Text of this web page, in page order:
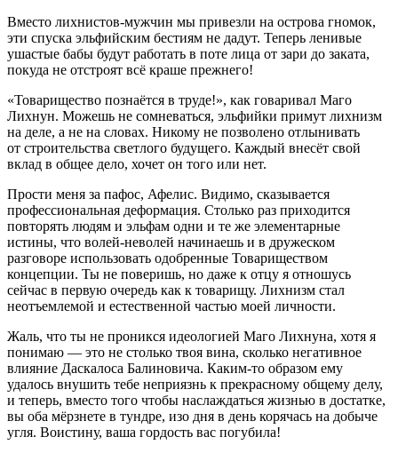
Вместо лихнистов-мужчин мы привезли на острова гномок,
эти спуска эльфийским бестиям не дадут. Теперь ленивые
ушастые бабы будут работать в поте лица от зари до заката,
покуда не отстроят всё краше прежнего!
«Товарищество познаётся в труде!», как говаривал Маго
Лихнун. Можешь не сомневаться, эльфийки примут лихнизм
на деле, а не на словах. Никому не позволено отлынивать
от строительства светлого будущего. Каждый внесёт свой
вклад в общее дело, хочет он того или нет.
Прости меня за пафос, Афелис. Видимо, сказывается
профессиональная деформация. Столько раз приходится
повторять людям и эльфам одни и те же элементарные
истины, что волей-неволей начинаешь и в дружеском
разговоре использовать одобренные Товариществом
концепции. Ты не поверишь, но даже к отцу я отношусь
сейчас в первую очередь как к товарищу. Лихнизм стал
неотъемлемой и естественной частью моей личности.
Жаль, что ты не проникся идеологией Маго Лихнуна, хотя я
понимаю — это не столько твоя вина, сколько негативное
влияние Даскалоса Балиновича. Каким-то образом ему
удалось внушить тебе неприязнь к прекрасному общему делу,
и теперь, вместо того чтобы наслаждаться жизнью в достатке,
вы оба мёрзнете в тундре, изо дня в день корячась на добыче
угля. Воистину, ваша гордость вас погубила!